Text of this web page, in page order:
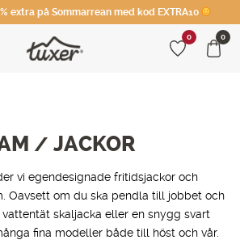
extra på Sommarrean med kod EXTRA10
0 0
/ JACKOR
vi egendesignade fritidsjackor och
Oavsett om du ska pendla till jobbet och
skaljacka eller en snygg svart
fina modeller både till höst och vår.